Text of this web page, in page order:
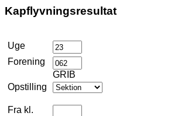
Kapflyvningsresultat
Uge
Forening
GRIB
Opstilling
Fra kl.